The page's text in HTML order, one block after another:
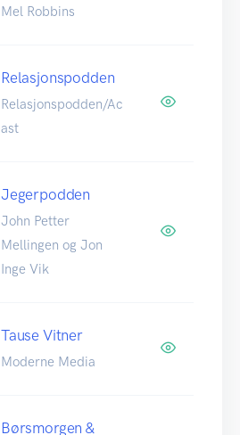
Mel Robbins
Relasjonspodden
Relasjonspodden/Ac
ast
Jegerpodden
John Petter
Mellingen og Jon
Inge Vik
Tause Vitner
Moderne Media
Børsmorgen &